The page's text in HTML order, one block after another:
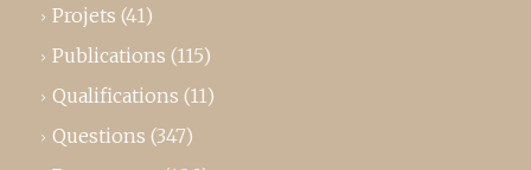
Projets (41)
Publications (115)
Qualifications (11)
Questions (347)